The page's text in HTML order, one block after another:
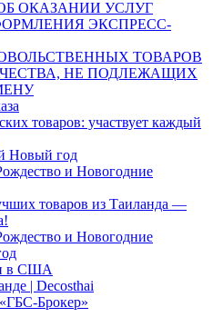
ОКАЗАНИИ УСЛУГ
ЭКСПРЕСС-
ТОВАРОВ
НЕ ПОДЛЕЖАЩИХ
товаров: участвует каждый
Новый год
и Новогодние
товаров из Таиланда —
и Новогодние
в США
| Decosthai
Брокер»